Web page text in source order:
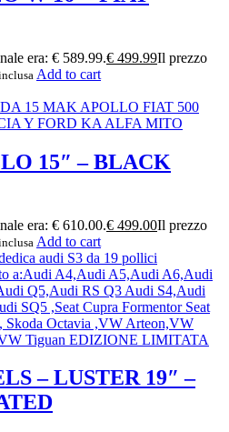
era: € 589.99.€ 499.99Il prezzo
Add to cart
15″ – BLACK
era: € 610.00.€ 499.00Il prezzo
Add to cart
– LUSTER 19″ –